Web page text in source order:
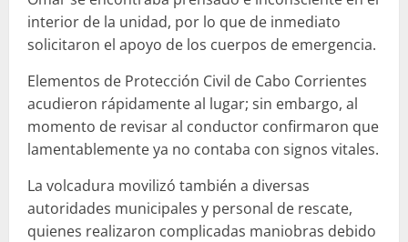
interior de la unidad, por lo que de inmediato
solicitaron el apoyo de los cuerpos de emergencia.
Elementos de Protección Civil de Cabo Corrientes
acudieron rápidamente al lugar; sin embargo, al
momento de revisar al conductor confirmaron que
lamentablemente ya no contaba con signos vitales.
La volcadura movilizó también a diversas
autoridades municipales y personal de rescate,
quienes realizaron complicadas maniobras debido